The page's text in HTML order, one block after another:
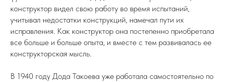
конструктор видел свою работу во время испытаний,
учитывал недостатки конструкций, намечал пути их
исправления. Как конструктор она постепенно приобретала
все больше и больше опыта, и вместе с тем развивалась ее
конструкторская мысль.
В 1940 году Дода Такоева уже работала самостоятельно по